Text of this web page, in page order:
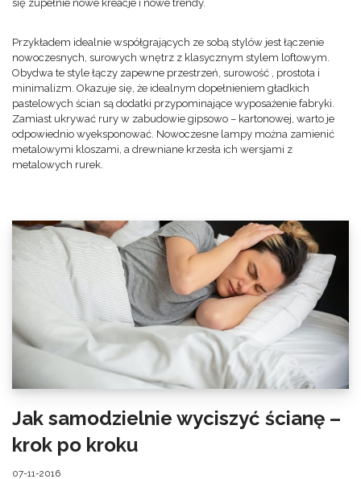
się zupełnie nowe kreacje i nowe trendy.
Przykładem idealnie współgrających ze sobą stylów jest łączenie
nowoczesnych, surowych wnętrz z klasycznym stylem loftowym.
Obydwa te style łączy zapewne przestrzeń, surowość , prostota i
minimalizm. Okazuje się, że idealnym dopełnieniem gładkich
pastelowych ścian są dodatki przypominające wyposażenie fabryki.
Zamiast ukrywać rury w zabudowie gipsowo – kartonowej, warto je
odpowiednio wyeksponować. Nowoczesne lampy można zamienić
metalowymi kloszami, a drewniane krzesła ich wersjami z
metalowych rurek.
Jak samodzielnie wyciszyć ścianę –
krok po kroku
07-11-2016